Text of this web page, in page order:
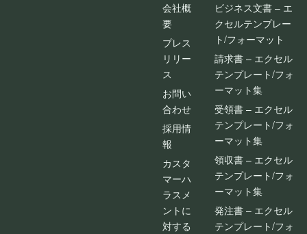
会社概
要
プレス
リリー
ス
お問い
合わせ
採用情
報
カスタ
マーハ
ラスメ
ントに
対する
ビジネス文書 – エ
クセルテンプレー
ト/フォーマット
請求書 – エクセル
テンプレート/フォ
ーマット集
受領書 – エクセル
テンプレート/フォ
ーマット集
領収書 – エクセル
テンプレート/フォ
ーマット集
発注書 – エクセル
テンプレート/フォ